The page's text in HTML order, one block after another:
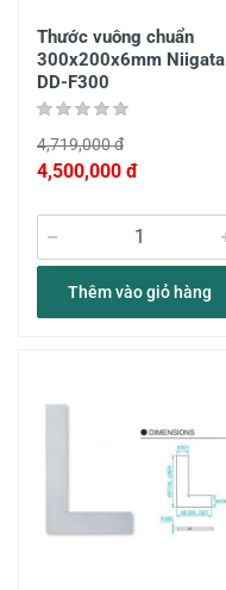
Thước vuông chuẩn
300x200x6mm Niigata
DD-F300
4,719,000 đ
4,500,000 đ
Thêm vào giỏ hàng